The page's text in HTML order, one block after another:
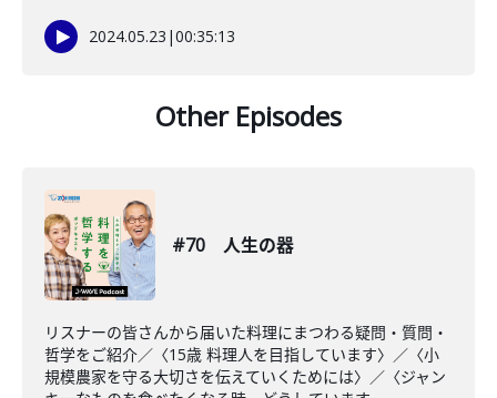
2024.05.23 |00:35:13
Other Episodes
#70 人生の器
リスナーの皆さんから届いた料理にまつわる疑問・質問・
哲学をご紹介／〈15歳 料理人を目指しています〉／〈小
規模農家を守る大切さを伝えていくためには〉／〈ジャン